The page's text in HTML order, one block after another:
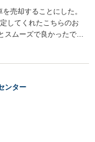
売却することにした。
してくれたこちらのお
スムーズで良かったで
ンター